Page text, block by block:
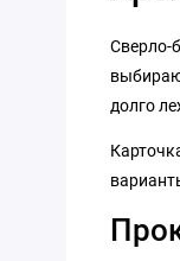
Сверло-
долго